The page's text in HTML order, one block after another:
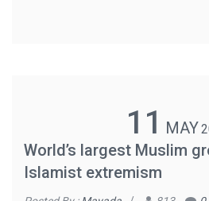
11 MAY
World’s largest Muslim
Islamist extremism